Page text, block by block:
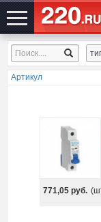
ЭЛЕКТРОСАЙТ№1
Артикул
771,05руб.